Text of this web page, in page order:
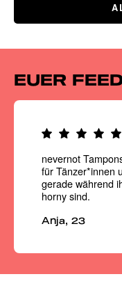
EUER
nevernot
für Tänzer*innen
gerade während
horny sind.
Anja, 23